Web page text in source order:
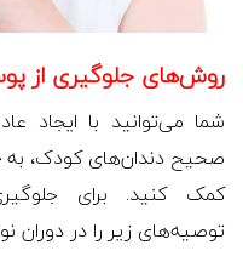
روش‌های جلوگیری از
شما می‌توانید با ایجاد
صحیح دندان‌های کودک، به
کمک کنید. برای
توصیه‌های زیر را در دوران